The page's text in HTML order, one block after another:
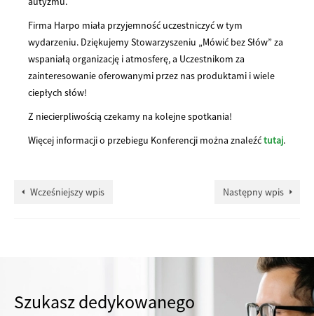
Firma Harpo miała przyjemność uczestniczyć w tym
wydarzeniu. Dziękujemy Stowarzyszeniu „Mówić bez Słów” za
wspaniałą organizację i atmosferę, a Uczestnikom za
zainteresowanie oferowanymi przez nas produktami i wiele
ciepłych słów!
Z niecierpliwością czekamy na kolejne spotkania!
Więcej informacji o przebiegu Konferencji można znaleźćtutaj.
Wcześniejszy wpis Następny wpis
Szukasz dedykowanego